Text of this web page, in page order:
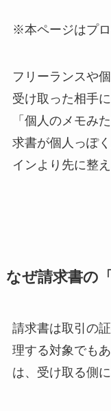
※本ページはプ
フリーランスや
受け取った相手
「個人のメモみ
求書が個人っぽ
インより先に整
なぜ請求書の
請求書は取引の
理する対象でも
は、受け取る側